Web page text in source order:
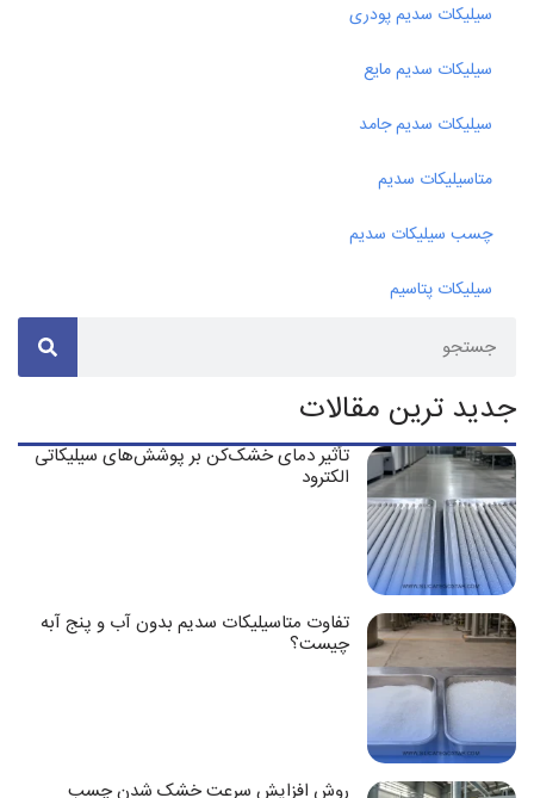
سیلیکات سدیم پودری
سیلیکات سدیم مایع
سیلیکات سدیم جامد
متاسیلیکات سدیم
چسب سیلیکات سدیم
سیلیکات پتاسیم
جدید ترین مقالات
تأثیر دمای خشک‌کن بر پوشش‌های سیلیکاتی
الکترود
تفاوت متاسیلیکات سدیم بدون آب و پنج آبه
چیست؟
روش افزایش سرعت خشک شدن چسب